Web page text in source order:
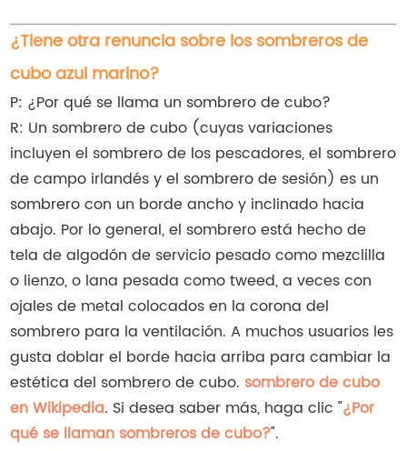
¿Tiene otra renuncia sobre los sombreros de
cubo azul marino?
P: ¿Por qué se llama un sombrero de cubo?
R: Un sombrero de cubo (cuyas variaciones
incluyen el sombrero de los pescadores, el sombrero
de campo irlandés y el sombrero de sesión) es un
sombrero con un borde ancho y inclinado hacia
abajo. Por lo general, el sombrero está hecho de
tela de algodón de servicio pesado como mezclilla
o lienzo, o lana pesada como tweed, a veces con
ojales de metal colocados en la corona del
sombrero para la ventilación. A muchos usuarios les
gusta doblar el borde hacia arriba para cambiar la
estética del sombrero de cubo. sombrero de cubo
en Wikipedia. Si desea saber más, haga clic "¿Por
qué se llaman sombreros de cubo?".